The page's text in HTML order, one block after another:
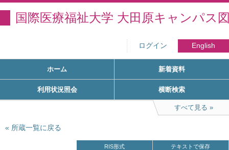
国際医療福祉大学 大田原キャンパス
ログイン English
ホーム 新着資料
利用状況照会 横断検索
すべて見る
所蔵一覧に戻る
RIS形式 テキストで保存